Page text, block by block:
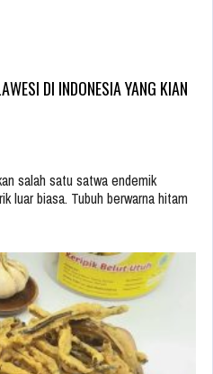
DI INDONESIA YANG KIAN
salah satu satwa endemik
luar biasa. Tubuh berwarna hitam